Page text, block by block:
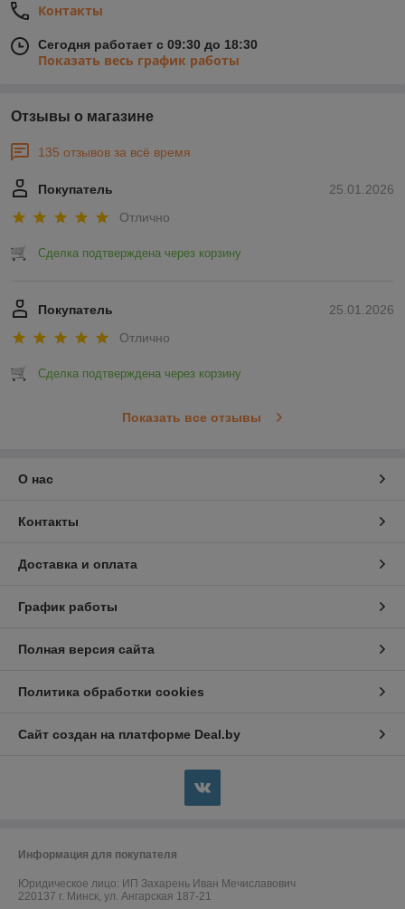
Контакты
Сегодня работает с 09:30 до 18:30
Показать весь график работы
Отзывы о магазине
135 отзывов за всё время
25.01.2026
Покупатель
Отлично
Сделка подтверждена через корзину
25.01.2026
Покупатель
Отлично
Сделка подтверждена через корзину
Показать все отзывы
О нас
Контакты
Доставка и оплата
График работы
Полная версия сайта
Политика обработки cookies
Сайт создан на платформе Deal.by
Информация для покупателя
Юридическое лицо: ИП Захарень Иван Мечиславович
220137 г. Минск, ул. Ангарская 187-21